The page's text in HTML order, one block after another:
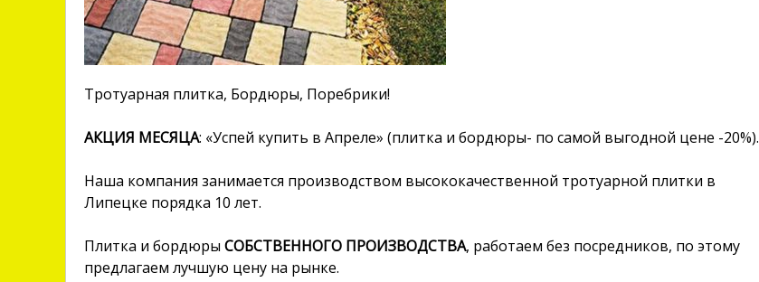
Тротуарная плитка, Бордюры, Поребрики!
АКЦИЯ МЕСЯЦА: «Успей купить в Апреле» (плитка и бордюры- по самой выгодной цене -20%).
Наша компания занимается производством высококачественной тротуарной плитки в
Липецке порядка 10 лет.
Плитка и бордюры СОБСТВЕННОГО ПРОИЗВОДСТВА, работаем без посредников, по этому
предлагаем лучшую цену на рынке.